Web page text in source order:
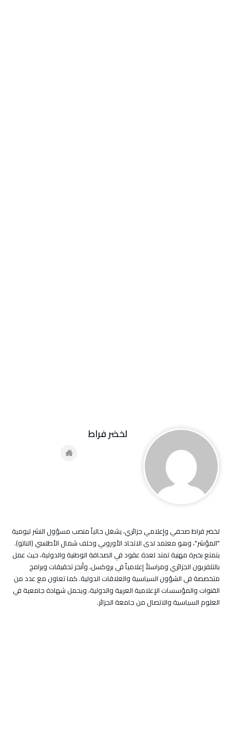
لخضر فراط
لخضر فراط صحفي وإعلامي جزائري، يشغل حالياً منصب مسؤول النشر ليومية
"المؤشر"، وهو معتمد لدى الاتحاد الأوروبي وحلف شمال الأطلسي (الناتو).
يتمتع بخبرة مهنية تمتد لعدة عقود في الصحافة الوطنية والدولية، حيث عمل
بالتلفزيون الجزائري ومراسلاً إعلامياً في بروكسل، وأنجز تحقيقات وبرامج
متخصصة في الشؤون السياسية والعلاقات الدولية. كما تعاون مع عدد من
القنوات والمؤسسات الإعلامية العربية والدولية، ويحمل شهادة جامعية في
العلوم السياسية والاتصال من جامعة الجزائر.